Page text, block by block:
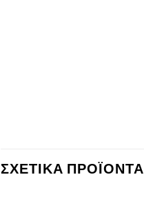
ΣΧΕΤΙΚΆ ΠΡΟΪΌΝΤΑ